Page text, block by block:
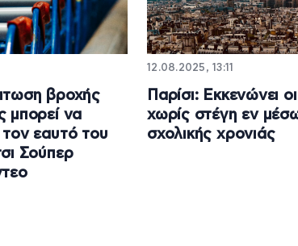
βροχής
μπορεί να
εαυτό του
Σούπερ
12.08.2025, 13:11
Παρίσι: Εκκενώνει
χωρίς στέγη εν
σχολικής χρονιάς